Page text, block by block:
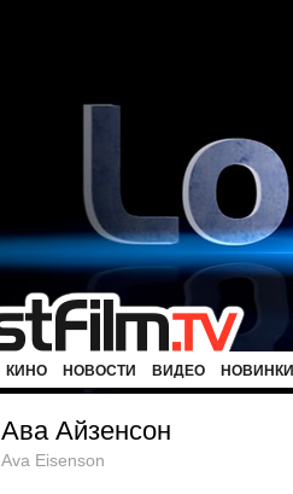
КИНО НОВОСТИ ВИДЕО НОВИНКИ
Ава Айзенсон
Ava Eisenson